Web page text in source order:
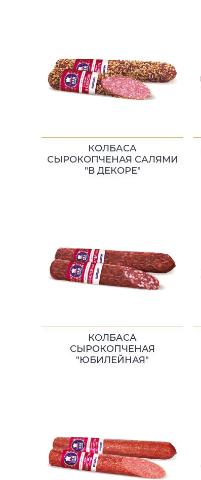
КОЛБАСА
СЫРОКОПЧЕНАЯ САЛЯМИ
"В ДЕКОРЕ"
КОЛБАСА
СЫРОКОПЧЕНАЯ
"ЮБИЛЕЙНАЯ"